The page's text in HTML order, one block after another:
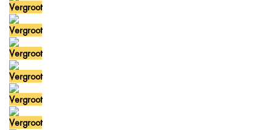
Vergroot
Vergroot
Vergroot
Vergroot
Vergroot
Vergroot